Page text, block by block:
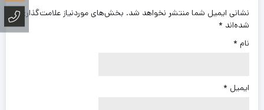
نشانی ایمیل شما منتشر نخواهد شد. بخش‌های موردنیاز علامت‌گذاری
شده‌اند *
نام *
ایمیل *